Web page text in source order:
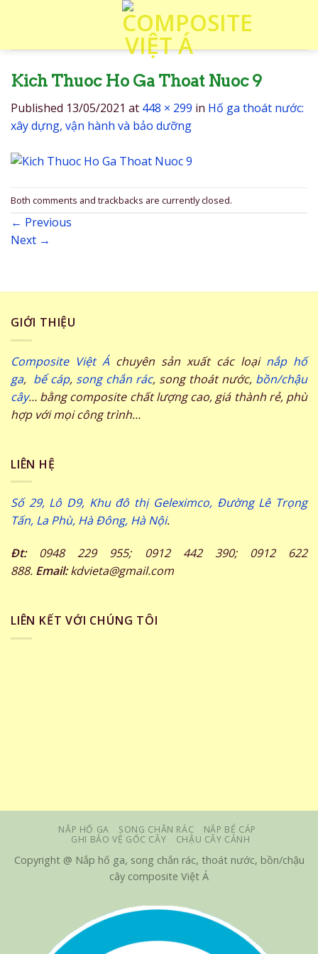
Kich Thuoc Ho Ga Thoat Nuoc 9
Published 13/05/2021 at 448 × 299 in Hố ga thoát nước:
xây dựng, vận hành và bảo dưỡng
Both comments and trackbacks are currently closed.
← Previous
Next →
GIỚI THIỆU
Composite Việt Á chuyên sản xuất các loại nắp hố
ga, bể cáp, song chắn rác, song thoát nước, bồn/chậu
cây… bằng composite chất lượng cao, giá thành rẻ, phù
hợp với mọi công trình…
LIÊN HỆ
Số 29, Lô D9, Khu đô thị Geleximco, Đường Lê Trọng
Tấn, La Phù, Hà Đông, Hà Nội.
Đt:0948 229 955; 0912 442 390; 0912 622
888. Email:kdvieta@gmail.com
LIÊN KẾT VỚI CHÚNG TÔI
NẮP HỐ GA SONG CHẮN RÁC
NẮP BỂ CÁP
GHI BẢO VỆ GỐC CÂY
CHẬU CÂY CẢNH
Copyright @ Nắp hố ga, song chắn rác, thoát nước, bồn/chậu
cây composite Việt Á